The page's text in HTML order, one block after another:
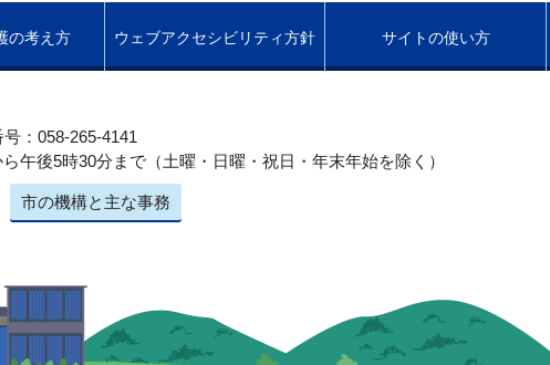
の考え方 ウェブアクセシビリティ方針 サイトの使い方
：058-265-4141
後5時30分まで（土曜・日曜・祝日・年末年始を除く）
市の機構と主な事務